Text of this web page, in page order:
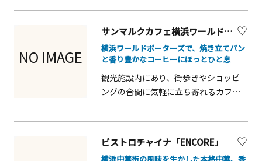
引越し公演から、ポップスコンサー
ト、一般の方の利用に至るまで、幅広
いジャンルの催しが行われています。
また、県内屈指の規模を誇るギャラリ
ーでは、一般の方の利用と並んで、新
進気鋭の作家の個展が数多く開催され
ているなど、県の芸術文化の創造と振
NO IMAGE
サンマルクカフェ横浜ワールドポーターズ店
横浜ワールドポーターズで、焼き立てパン
と香り豊かなコーヒーにほっとひと息
観光施設内にあり、街歩きやショッピ
ングの合間に気軽に立ち寄れるカフェ
ーツが揃い、家族連れや友人同士、カ
力。店内は落ち着いた雰囲気で、休憩
ビストロチャイナ「ENCORE」
横浜中華街の風味を生かした本格中華、香